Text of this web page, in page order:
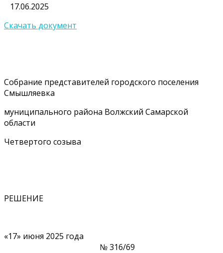
17.06.2025
Скачать документ
Собрание представителей городского поселения
Смышляевка
муниципального района Волжский Самарской
области
Четвертого созыва
РЕШЕНИЕ
«17» июня 2025 года
№ 316/69